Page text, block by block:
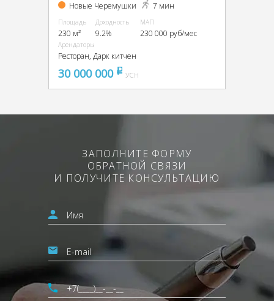
Новые Черемушки 7 мин
Площадь
230 м²
Доходность
9.2%
МАП
230 000 руб/мес
Арендаторы
Ресторан, Дарк китчен
30 000 000 pуб
УСН
ЗАПОЛНИТЕ ФОРМУ
ОБРАТНОЙ СВЯЗИ
И ПОЛУЧИТЕ КОНСУЛЬТАЦИЮ